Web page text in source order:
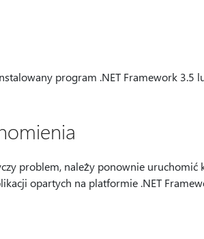
program .NET Framework 3.5
problem, należy ponownie uruchomić
opartych na platformie .NET